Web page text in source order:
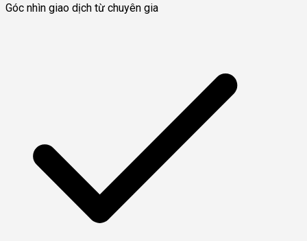
Góc nhìn giao dịch từ chuyên gia